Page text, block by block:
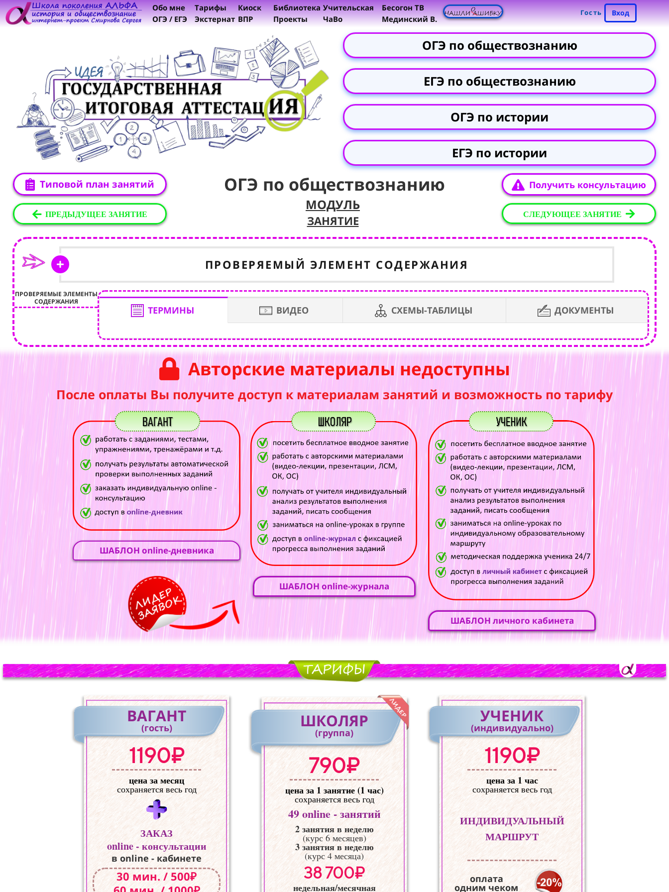
Обо мне
ОГЭ / ЕГЭ
Тарифы
Экстернат
Киоск
ВПР
Библиотека
Проекты
Учительская
ЧаВо
Бесогон ТВ
Мединский В.
Гость Вход
ОГЭ по обществознанию
ЕГЭ по обществознанию
ОГЭ по истории
ЕГЭ по истории
Типовой план занятий
ПРЕДЫДУЩЕЕ ЗАНЯТИЕ
ОГЭ по обществознанию
МОДУЛЬ
ЗАНЯТИЕ
Получить консультацию
СЛЕДУЮЩЕЕ ЗАНЯТИЕ
ПРОВЕРЯЕМЫЙ ЭЛЕМЕНТ СОДЕРЖАНИЯ
ПРОВЕРЯЕМЫЕ ЭЛЕМЕНТЫ
СОДЕРЖАНИЯ
ТЕРМИНЫ ВИДЕО СХЕМЫ-ТАБЛИЦЫ ДОКУМЕНТЫ
Авторские материалы недоступны
После оплаты Вы получите доступ к материалам занятий и возможность по тарифу
ШАБЛОН online-дневника
ШАБЛОН online-журнала
ШАБЛОН личного кабинета
ВАГАНТ
(гость)
1190₽
цена за месяц
сохраняется весь год
ЗАКАЗ
online - консультации
в online - кабинете
30 мин. / 500₽
ШКОЛЯР
(группа)
790₽
цена за 1 занятие (1 час)
сохраняется весь год
49online - занятий
2 занятия в неделю
(курс 6 месяцев)
3 занятия в неделю
(курс 4 месяца)
38 700₽
недельная/месячная
УЧЕНИК
(индивидуально)
1190₽
цена за 1 час
сохраняется весь год
ИНДИВИДУАЛЬНЫЙ
МАРШРУТ
оплата
одним чеком